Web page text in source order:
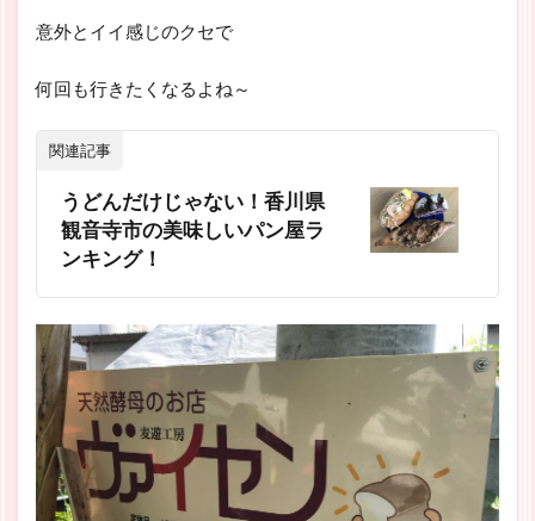
意外とイイ感じのクセで
何回も行きたくなるよね～
関連記事
うどんだけじゃない！香川県
観音寺市の美味しいパン屋ラ
ンキング！